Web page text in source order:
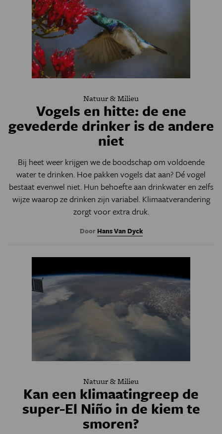
Natuur & Milieu
Vogels en hitte: de ene
gevederde drinker is de andere
niet
Bij heet weer krijgen we de boodschap om voldoende
water te drinken. Hoe pakken vogels dat aan? Dé vogel
bestaat evenwel niet. Hun behoefte aan drinkwater en zelfs
wijze waarop ze drinken zijn variabel. Klimaatverandering
zorgt voor extra druk.
Door Hans Van Dyck
Natuur & Milieu
Kan een klimaatingreep de
super-El Niño in de kiem te
smoren?